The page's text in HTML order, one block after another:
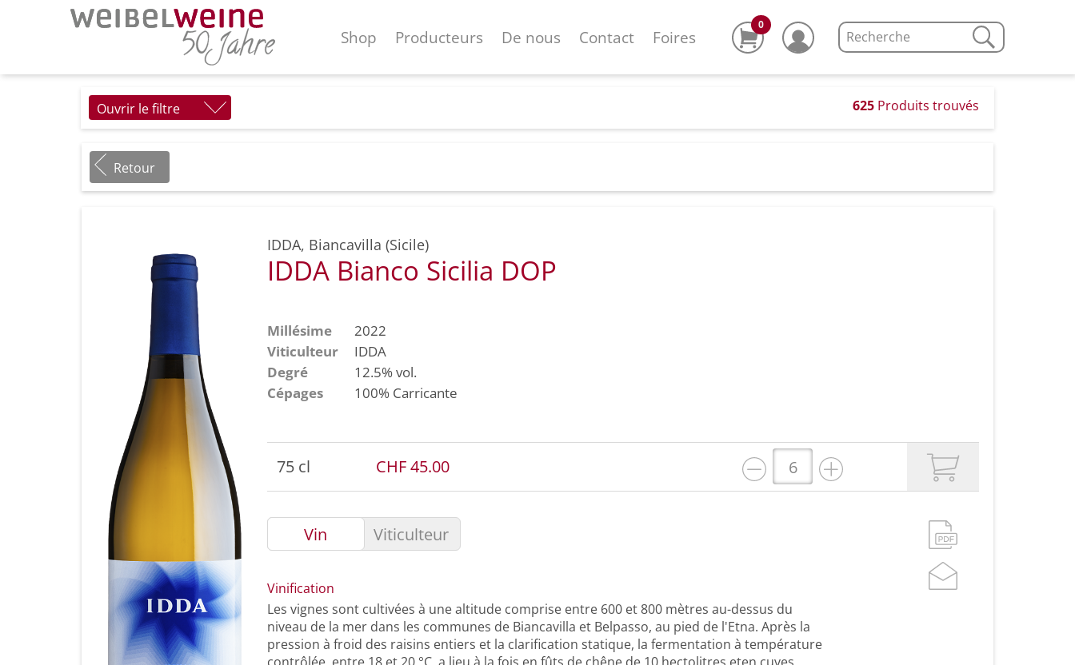
Shop Producteurs De nous Contact Foires
0
Ouvrir le filtre 625 Produits trouvés
Retour
IDDA, Biancavilla (Sicile)
IDDA Bianco Sicilia DOP
Millésime
2022
Viticulteur
IDDA
Degré
12.5% vol.
Cépages
100% Carricante
75 cl CHF 45.00
Vin Viticulteur
Vinification
Les vignes sont cultivées à une altitude comprise entre 600 et 800 mètres au-dessus du
niveau de la mer dans les communes de Biancavilla et Belpasso, au pied de l'Etna. Après la
pression à froid des raisins entiers et la clarification statique, la fermentation à température